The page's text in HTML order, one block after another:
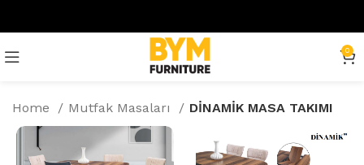
0
Home Mutfak Masaları DİNAMİK MASA TAKIMI